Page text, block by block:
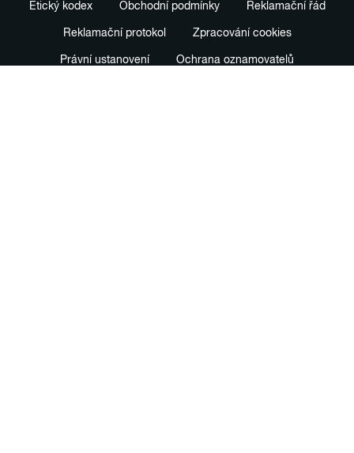
Etický kodex Obchodní podmínky Reklamační řád
Reklamační protokol Zpracování cookies
Právní ustanovení Ochrana oznamovatelů